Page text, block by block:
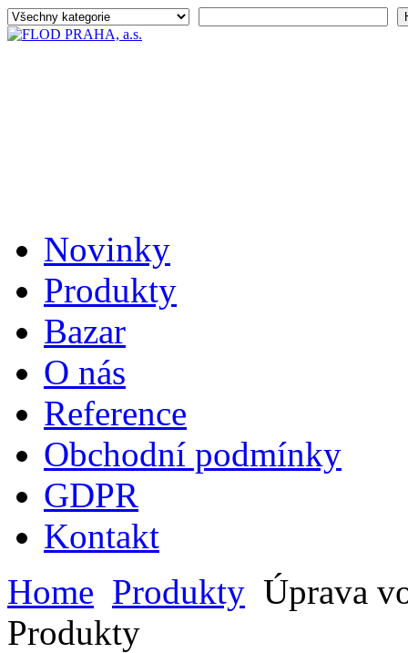
Novinky
Produkty
Bazar
O nás
Reference
Obchodní podmínky
GDPR
Kontakt
Home Produkty Úprava
Produkty